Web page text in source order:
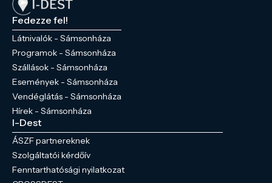
Fedezze fel!
Látnivalók - Sámsonháza
Programok - Sámsonháza
Szállások - Sámsonháza
Események - Sámsonháza
Vendéglátás - Sámsonháza
Hírek - Sámsonháza
I-Dest
ÁSZF partnereknek
Szolgáltatói kérdőív
Fenntarthatósági nyilatkozat